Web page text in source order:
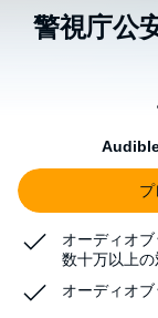
警視庁公
オーディオ
数十万以上の
オーディオブ